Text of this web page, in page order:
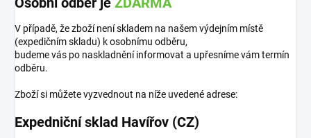
V případě, že zboží není skladem na našem výdejním místě
(expedičním skladu) k osobnímu odběru,
budeme vás po naskladnění informovat a upřesníme vám termín
odběru.
Zboží si můžete vyzvednout na níže uvedené adrese:
Expedniční sklad Havířov (CZ)